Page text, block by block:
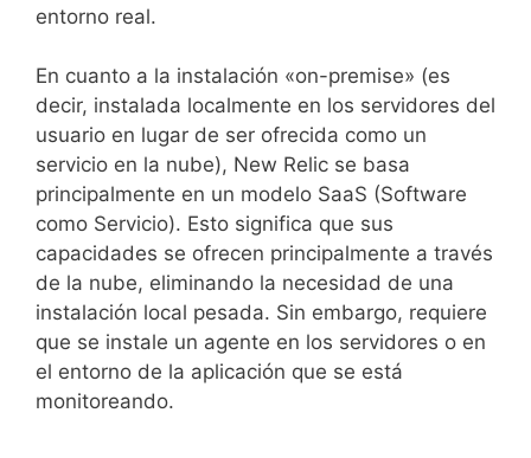
entorno real.
En cuanto a la instalación «on-premise» (es
decir, instalada localmente en los servidores del
usuario en lugar de ser ofrecida como un
servicio en la nube), New Relic se basa
principalmente en un modelo SaaS (Software
como Servicio). Esto significa que sus
capacidades se ofrecen principalmente a través
de la nube, eliminando la necesidad de una
instalación local pesada. Sin embargo, requiere
que se instale un agente en los servidores o en
el entorno de la aplicación que se está
monitoreando.